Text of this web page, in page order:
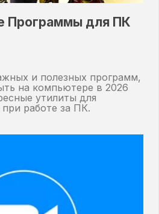
Программы для ПК
и полезных программ,
на компьютере в 2026
утилиты для
работе за ПК.